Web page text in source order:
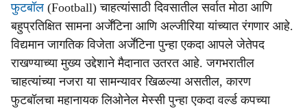
फुटबॉल (Football) चाहत्यांसाठी दिवसातील सर्वात मोठा आणि
बहुप्रतिक्षित सामना अर्जेंटिना आणि अल्जीरिया यांच्यात रंगणार आहे.
विद्यमान जागतिक विजेता अर्जेंटिना पुन्हा एकदा आपले जेतेपद
राखण्याच्या मुख्य उद्देशाने मैदानात उतरत आहे. जगभरातील
चाहत्यांच्या नजरा या सामन्यावर खिळल्या असतील, कारण
फुटबॉलचा महानायक लिओनेल मेस्सी पुन्हा एकदा वर्ल्ड कपच्या